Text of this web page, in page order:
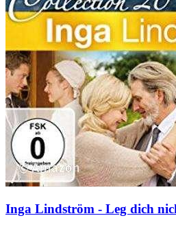
Inga Lindström - Leg dich